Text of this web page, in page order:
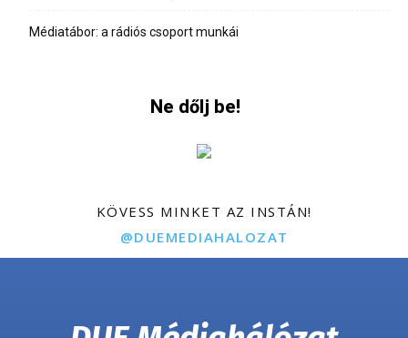
Médiatábor: a rádiós csoport munkái
Ne dőlj be!
KÖVESS MINKET AZ INSTÁN!
@DUEMEDIAHALOZAT